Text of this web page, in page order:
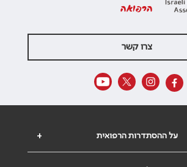
הרפואה
צרו קשר
+ על ההסתדרות הרפואית